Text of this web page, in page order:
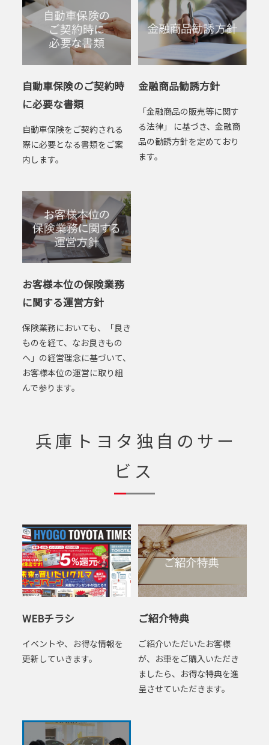
自動車保険のご契約時
に必要な書類
自動車保険をご契約される
際に必要となる書類をご案
内します。
金融商品勧誘方針
「金融商品の販売等に関す
る法律」 に基づき、金融商
品の勧誘方針を定めており
ます。
お客様本位の保険業務
に関する運営方針
保険業務においても、「良き
ものを経て、なお良きもの
へ」の経営理念に基づいて、
お客様本位の運営に取り組
んで参ります。
兵庫トヨタ独自のサー
ビス
WEBチラシ
イベントや、お得な情報を
更新していきます。
ご紹介特典
ご紹介いただいたお客様
が、お車をご購入いただき
ましたら、お得な特典を進
呈させていただきます。